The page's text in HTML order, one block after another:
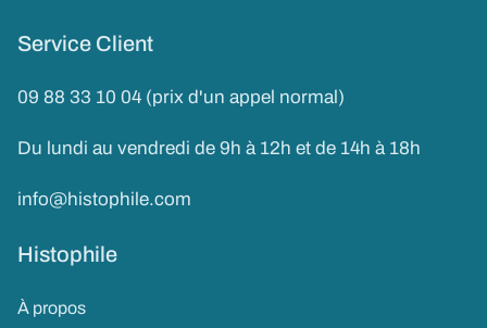
Service Client
09 88 33 10 04 (prix d'un appel normal)
Du lundi au vendredi de 9h à 12h et de 14h à 18h
info@histophile.com
Histophile
À propos